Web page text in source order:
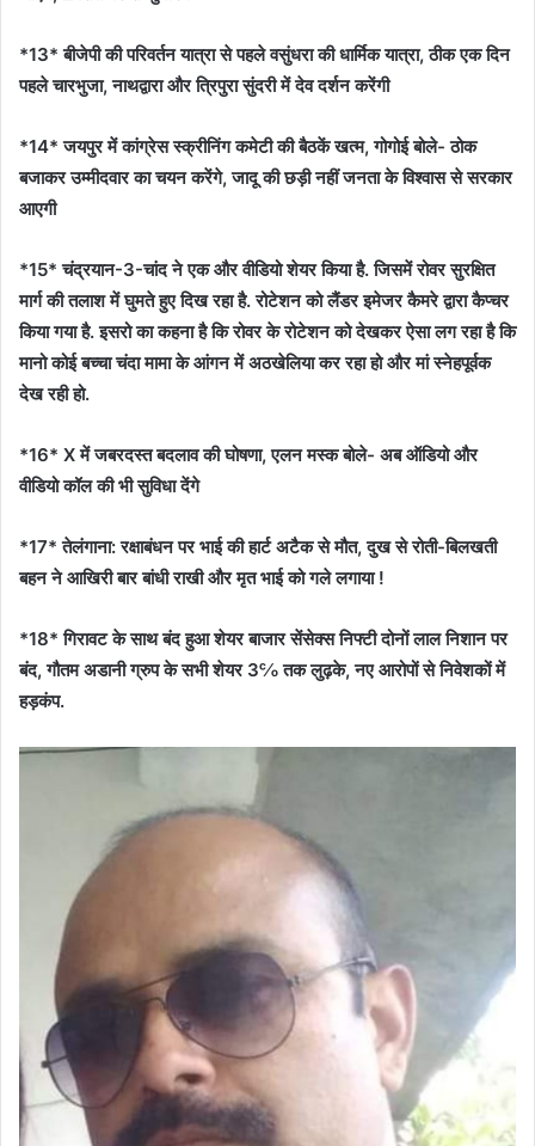
*13* बीजेपी की परिवर्तन यात्रा से पहले वसुंधरा की धार्मिक यात्रा, ठीक एक दिन
पहले चारभुजा, नाथद्वारा और त्रिपुरा सुंदरी में देव दर्शन करेंगी
*14* जयपुर में कांग्रेस स्क्रीनिंग कमेटी की बैठकें खत्म, गोगोई बोले- ठोक
बजाकर उम्मीदवार का चयन करेंगे, जादू की छड़ी नहीं जनता के विश्वास से सरकार
आएगी
*15* चंद्रयान-3-चांद ने एक और वीडियो शेयर किया है. जिसमें रोवर सुरक्षित
मार्ग की तलाश में घुमते हुए दिख रहा है. रोटेशन को लैंडर इमेजर कैमरे द्वारा कैप्चर
किया गया है. इसरो का कहना है कि रोवर के रोटेशन को देखकर ऐसा लग रहा है कि
मानो कोई बच्चा चंदा मामा के आंगन में अठखेलिया कर रहा हो और मां स्नेहपूर्वक
देख रही हो.
*16* X में जबरदस्त बदलाव की घोषणा, एलन मस्क बोले- अब ऑडियो और
वीडियो कॉल की भी सुविधा देंगे
*17* तेलंगाना: रक्षाबंधन पर भाई की हार्ट अटैक से मौत, दुख से रोती-बिलखती
बहन ने आखिरी बार बांधी राखी और मृत भाई को गले लगाया !
*18* गिरावट के साथ बंद हुआ शेयर बाजार सेंसेक्स निफ्टी दोनों लाल निशान पर
बंद, गौतम अडानी ग्रुप के सभी शेयर 3℅ तक लुढ़के, नए आरोपों से निवेशकों में
हड़कंप.